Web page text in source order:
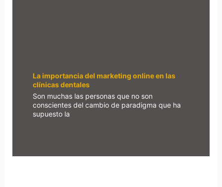
La importancia del marketing online en las
clínicas dentales
Son muchas las personas que no son
conscientes del cambio de paradigma que ha
supuesto la